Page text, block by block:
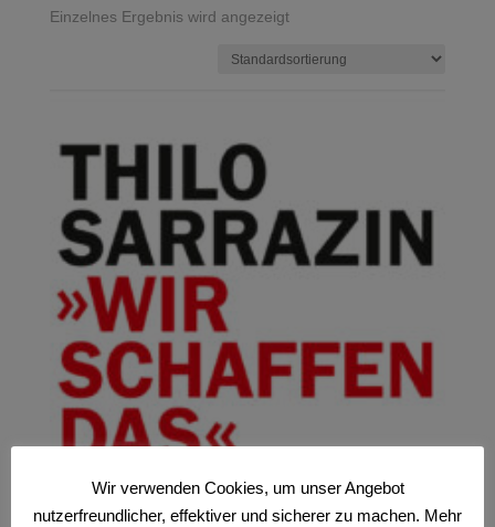
Einzelnes Ergebnis wird angezeigt
Wir verwenden Cookies, um unser Angebot
nutzerfreundlicher, effektiver und sicherer zu machen. Mehr